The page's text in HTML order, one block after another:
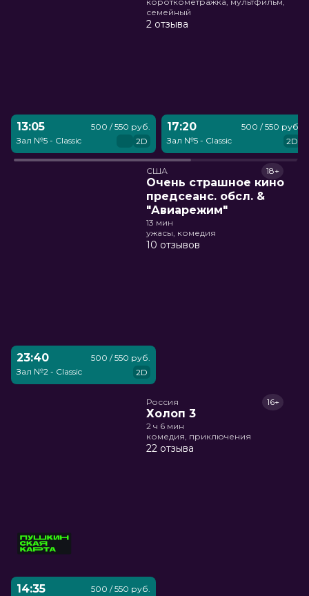
семейный
2 отзыва
13:05
Зал №5 - Classic
500 / 550 руб.
2D
17:20
Зал №5 - Classic
500 / 550 руб.
2D
США
Очень страшное кино
предсеанс. обсл. &
"Авиарежим"
18+
13 мин
ужасы, комедия
10 отзывов
23:40
Зал №2 - Classic
500 / 550 руб.
2D
Россия
Холоп 3
16+
2 ч 6 мин
комедия, приключения
22 отзыва
14:35 500 / 550 руб.